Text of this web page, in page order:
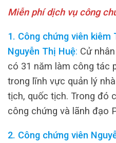
Miễn phí dịch vụ công
1. Công chứng viên kiêm
Nguyễn Thị Huệ: Cử
có 31 năm làm công tác
trong lĩnh vực quản lý
tịch, quốc tịch. Trong đó
công chứng và lãnh đạo
2. Công chứng viên